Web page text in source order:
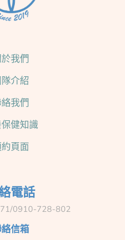
於我們
隊介紹
我們
健知識
頁面
電話
0910-728-802
信箱